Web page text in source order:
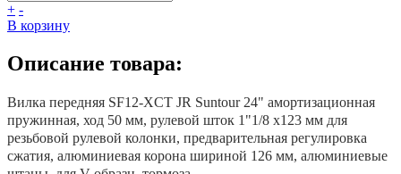
+ -
В корзину
Описание товара:
Вилка передняя SF12-XCT JR Suntour 24" амортизационная
пружинная, ход 50 мм, рулевой шток 1"1/8 x123 мм для
резьбовой рулевой колонки, предварительная регулировка
сжатия, алюминиевая корона шириной 126 мм, алюминиевые